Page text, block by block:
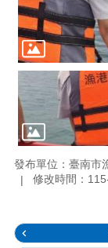
發布單位：臺南市
修改時間：